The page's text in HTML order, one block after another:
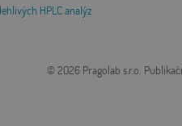
HPLC analýz
© 2026 Pragolab s.r.o.